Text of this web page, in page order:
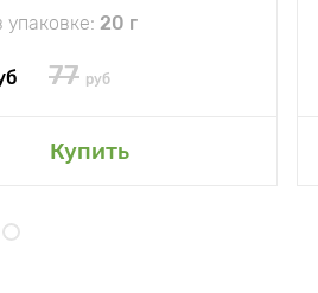
20 г
77 руб
Купить